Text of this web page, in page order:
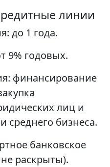
линии
до 1 года.
9% годовых.
финансирование
лиц и
среднего бизнеса.
банковское
раскрыты).